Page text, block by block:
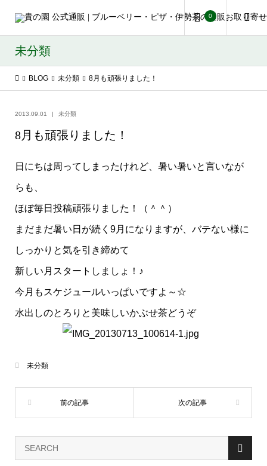
0
未分類
BLOG 未分類 8月も頑張りました！
2013.09.01 未分類
8月も頑張りました！
日にちは周ってしまったけれど、暑い暑いと言いなが
らも、
ほぼ毎日投稿頑張りました！（＾＾）
まだまだ暑い日が続く9月になりますが、バテない様に
しっかりと気を引き締めて
新しい月スタートしましょ！♪
今月もスケジュールいっぱいですよ～☆
水出しのとろりと美味しいかぶせ茶どうぞ
未分類